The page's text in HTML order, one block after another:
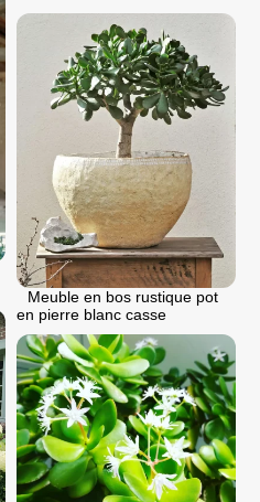
Meuble en bos rustique pot
en pierre blanc casse